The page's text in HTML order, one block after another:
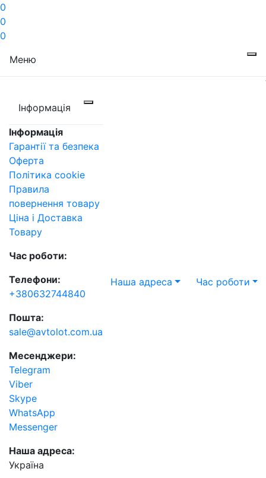
0
0
0
Меню
Інформація
Інформація
Гарантії та безпека
Оферта
Політика cookie
Правила
повернення товару
Ціна і Доставка
Товару
Час роботи:
Телефони:
+380632744840
Пошта:
sale@avtolot.com.ua
Месенджери:
Telegram
Viber
Skype
WhatsApp
Messenger
Наша адреса:
Українa
Наша адреса Час роботи